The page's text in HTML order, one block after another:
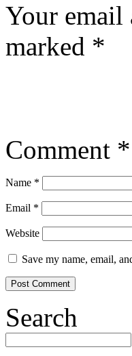
Your email
marked *
Comment *
Name *
Email *
Website
Save my name, email,
Search